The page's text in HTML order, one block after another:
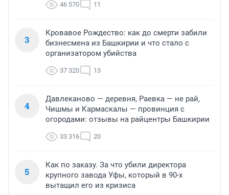
46 570 11
3
Кровавое Рождество: как до смерти забили
бизнесмена из Башкирии и что стало с
организатором убийства
37 320 13
4
Давлеканово — деревня, Раевка — не рай,
Чишмы и Кармаскалы — провинция с
огородами: отзывы на райцентры Башкирии
33 316 20
5
Как по заказу. За что убили директора
крупного завода Уфы, который в 90-х
вытащил его из кризиса